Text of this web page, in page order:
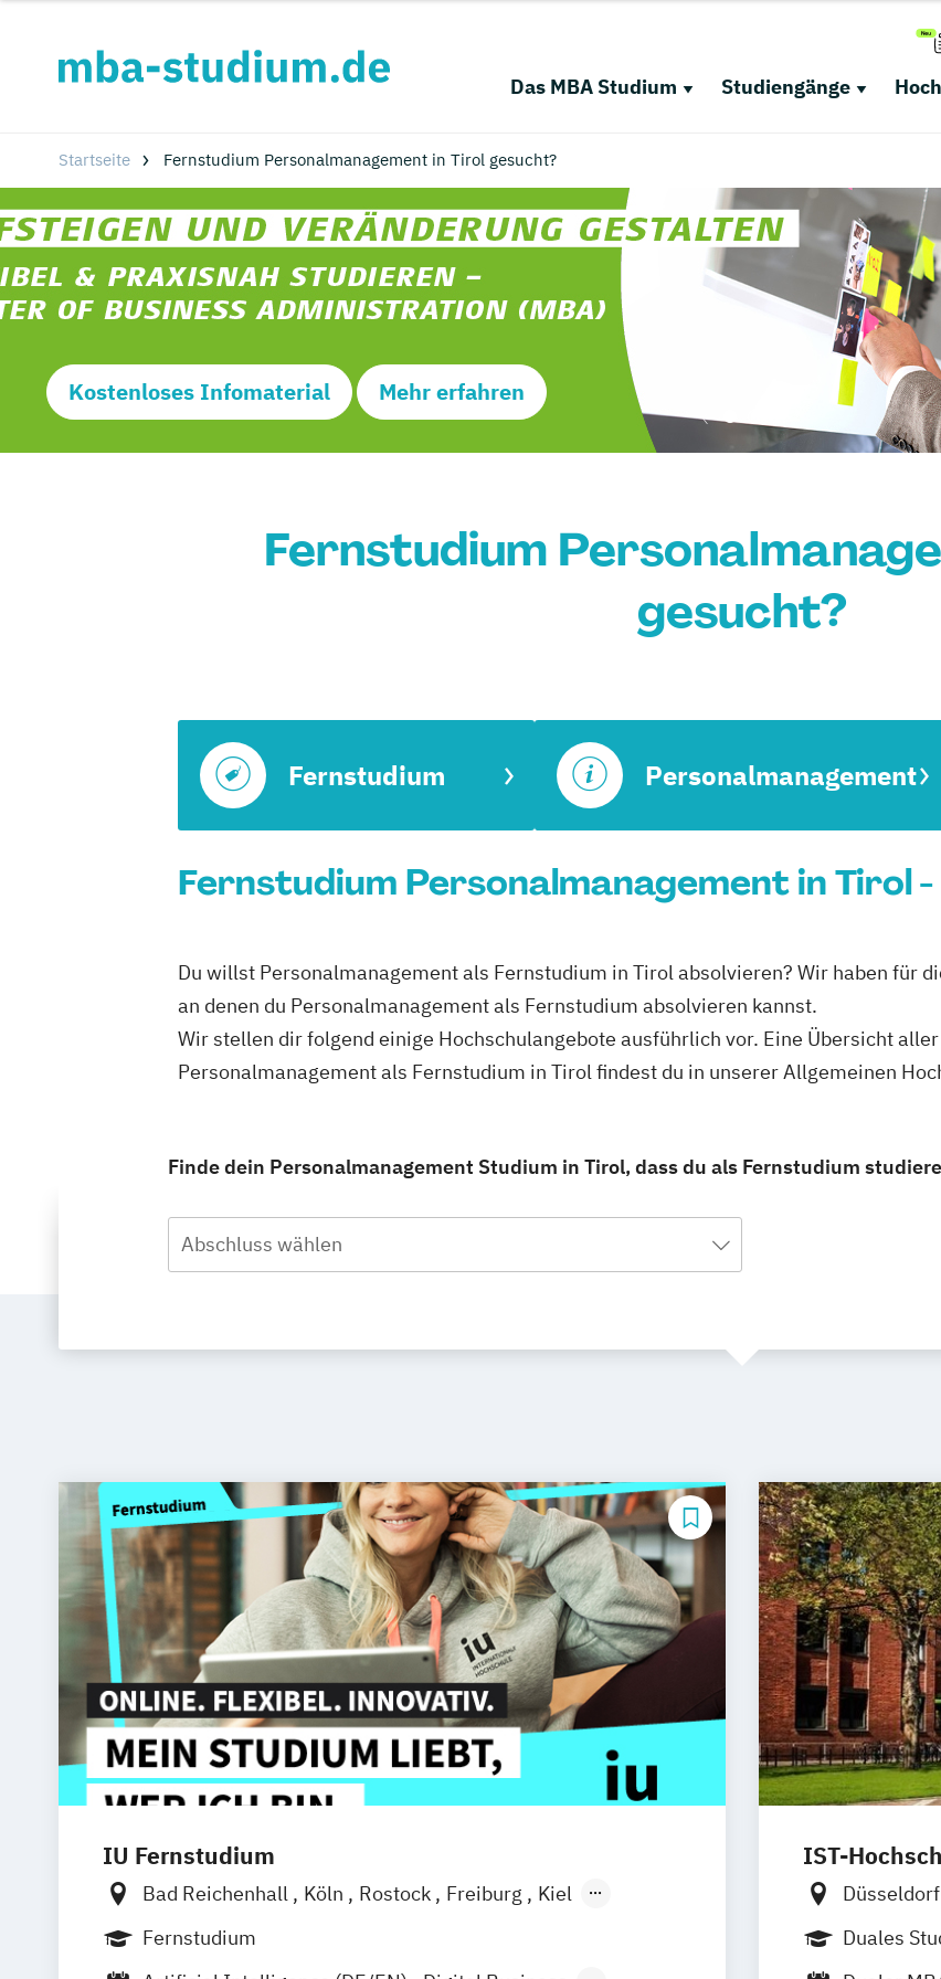
Das MBA Studium Studiengänge
Startseite Fernstudium Personalmanagement in Tirol gesucht?
Kostenloses Infomaterial Mehr erfahren
Fernstudium
gesucht?
Fernstudium Personalmanagement
Fernstudium Personalmanagement in Tirol
Du willst Personalmanagement als Fernstudium in Tirol absolvieren? Wir haben für
an denen du Personalmanagement als Fernstudium absolvieren kannst.
Wir stellen dir folgend einige Hochschulangebote ausführlich vor. Eine Übersicht
Personalmanagement als Fernstudium in Tirol findest du in unserer Allgemeinen
Finde dein Personalmanagement Studium in Tirol, dass du als Fernstudium
Abschluss wählen
IU Fernstudium
Bad Reichenhall Köln Rostock Freiburg
Kiel
Frankfurt am Main
Fernstudium
IST-
Düsseldorf
Weil am
Duales